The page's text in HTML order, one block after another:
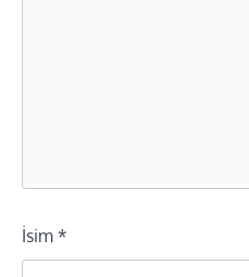
İsim *